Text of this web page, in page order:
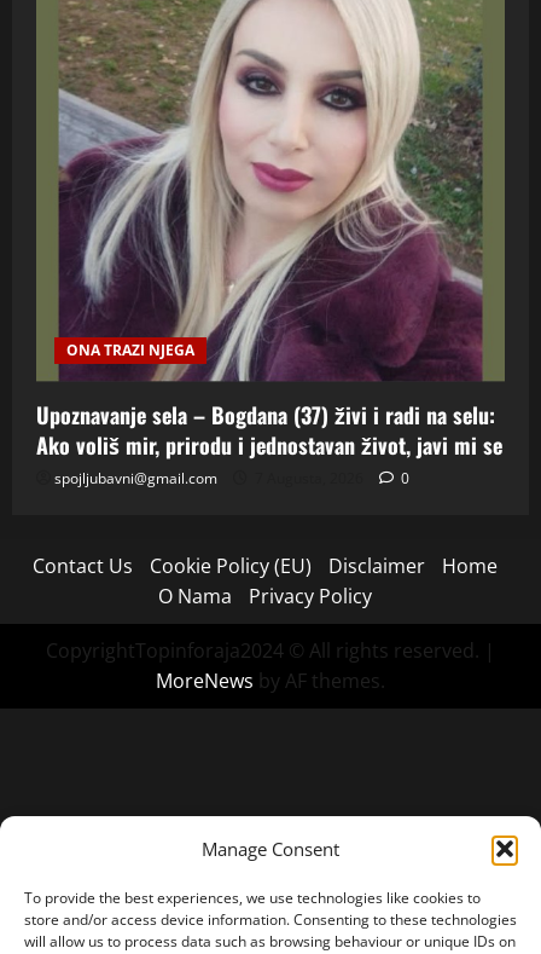
Manage Consent
To provide the best experiences, we use technologies like cookies to
store and/or access device information. Consenting to these technologies
will allow us to process data such as browsing behaviour or unique IDs on
ONA TRAZI NJEGA
Upoznavanje sela – Bogdana (37) živi i radi na selu:
Ako voliš mir, prirodu i jednostavan život, javi mi se
spojljubavni@gmail.com 0
Contact Us Cookie Policy (EU) Disclaimer
Home
O Nama
Privacy Policy
CopyrightTopinforaja2024 © All rights reserved. |
MoreNews by AF themes.